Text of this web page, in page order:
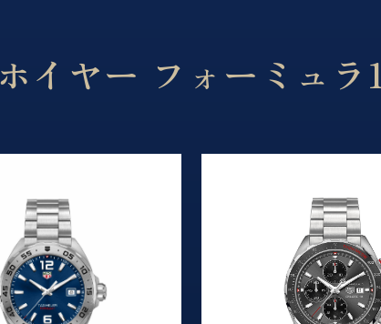
イヤー フォーミュラ